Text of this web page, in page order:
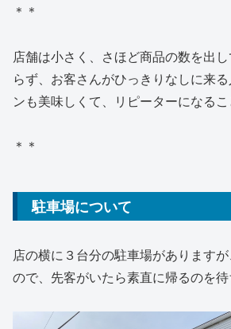
＊＊
店舗は小さく、さほど商品の数を出
らず、お客さんがひっきりなしに来
ンも美味しくて、リピーターになるこ
＊＊
駐車場について
店の横に３台分の駐車場があります
ので、先客がいたら素直に帰るのを待